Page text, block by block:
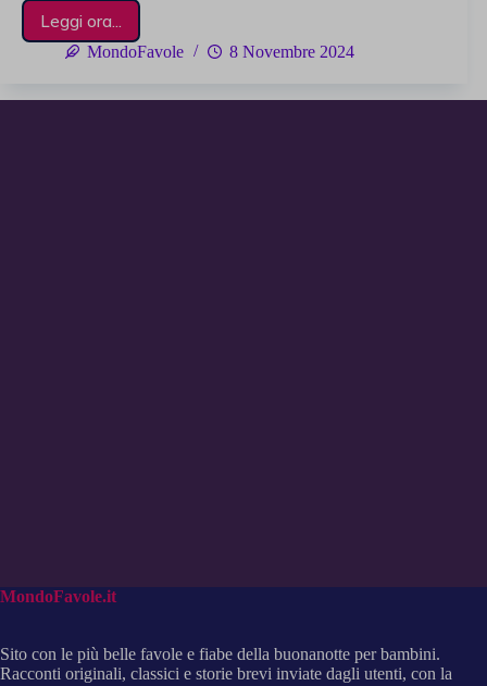
Leggi ora...
Nonna
Agata
MondoFavole 8 Novembre 2024
MondoFavole.it
Sito con le più belle favole e fiabe della buonanotte per bambini.
Racconti originali, classici e storie brevi inviate dagli utenti, con la